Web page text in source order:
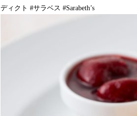
ディクト #サラベス #Sarabeth’s